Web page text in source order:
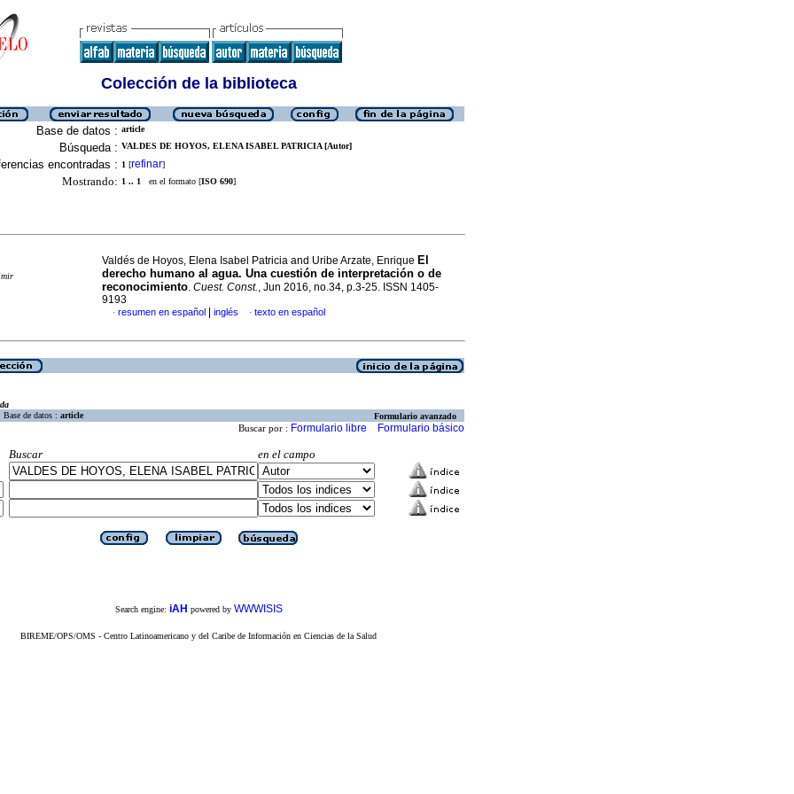
Colección de la biblioteca
Base de datos : article
Búsqueda : VALDES DE HOYOS, ELENA ISABEL PATRICIA [Autor]
encontradas : 1 [refinar]
Mostrando: 1 .. 1 en el formato [ISO 690]
Valdés de Hoyos, Elena Isabel Patricia and Uribe Arzate, Enrique El
derecho humano al agua. Una cuestión de interpretación o de
reconocimiento. Cuest. Const., Jun 2016, no.34, p.3-25. ISSN 1405-
9193
· resumen en español inglés · texto en español
Base de datos : article Formulario avanzado
Buscar por : Formulario libre Formulario básico
Buscar
en el campo
Search engine: iAH powered by WWWISIS
BIREME/OPS/OMS - Centro Latinoamericano y del Caribe de Información en Ciencias de la Salud